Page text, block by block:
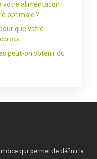
votre alimentation
optimale ?
que votre
peut-on obtenir du
qui permet de définir la